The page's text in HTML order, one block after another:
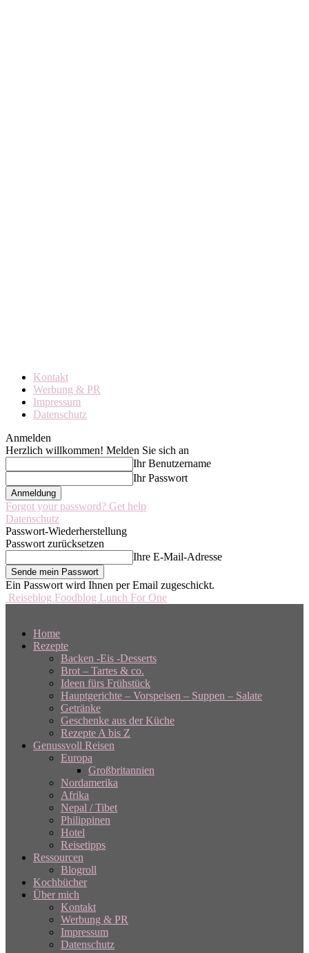
Kontakt
Werbung & PR
Impressum
Datenschutz
Anmelden
Herzlich willkommen! Melden Sie sich an
Ihr Benutzername
Ihr Passwort
Forgot your password? Get help
Datenschutz
Passwort-Wiederherstellung
Passwort zurücksetzen
Ihre E-Mail-Adresse
Ein Passwort wird Ihnen per Email zugeschickt.
Reiseblog Foodblog Lunch For One
Home
Rezepte
Backen -Eis -Desserts
Brot – Tartes & co.
Ideen fürs Frühstück
Hauptgerichte – Vorspeisen – Suppen – Salate
Getränke
Geschenke aus der Küche
Rezepte A bis Z
Genussvoll Reisen
Europa
Großbritannien
Nordamerika
Afrika
Nepal / Tibet
Philippinen
Hotel
Reisetipps
Ressourcen
Blogroll
Kochbücher
Über mich
Kontakt
Werbung & PR
Impressum
Datenschutz